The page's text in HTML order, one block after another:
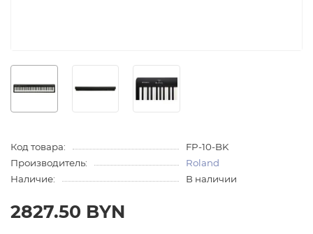
Код товара:
FP-10-BK
Производитель:
Roland
Наличие:
В наличии
2827.50 BYN